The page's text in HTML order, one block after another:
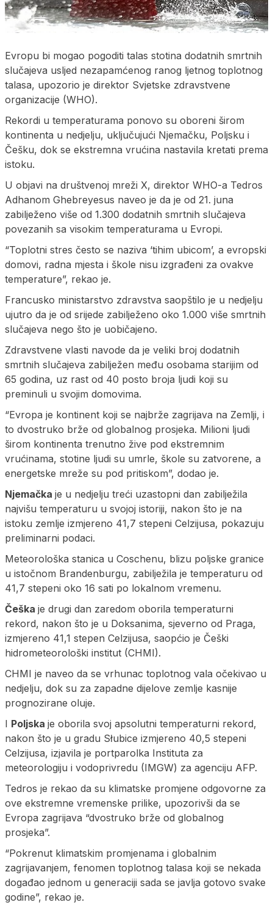
Evropu bi mogao pogoditi talas stotina dodatnih smrtnih
slučajeva usljed nezapamćenog ranog ljetnog toplotnog
talasa, upozorio je direktor Svjetske zdravstvene
organizacije (WHO).
Rekordi u temperaturama ponovo su oboreni širom
kontinenta u nedjelju, uključujući Njemačku, Poljsku i
Češku, dok se ekstremna vrućina nastavila kretati prema
istoku.
U objavi na društvenoj mreži X, direktor WHO-a Tedros
Adhanom Ghebreyesus naveo je da je od 21. juna
zabilježeno više od 1.300 dodatnih smrtnih slučajeva
povezanih sa visokim temperaturama u Evropi.
“Toplotni stres često se naziva ‘tihim ubicom’, a evropski
domovi, radna mjesta i škole nisu izgrađeni za ovakve
temperature”, rekao je.
Francusko ministarstvo zdravstva saopštilo je u nedjelju
ujutro da je od srijede zabilježeno oko 1.000 više smrtnih
slučajeva nego što je uobičajeno.
Zdravstvene vlasti navode da je veliki broj dodatnih
smrtnih slučajeva zabilježen među osobama starijim od
65 godina, uz rast od 40 posto broja ljudi koji su
preminuli u svojim domovima.
“Evropa je kontinent koji se najbrže zagrijava na Zemlji, i
to dvostruko brže od globalnog prosjeka. Milioni ljudi
širom kontinenta trenutno žive pod ekstremnim
vrućinama, stotine ljudi su umrle, škole su zatvorene, a
energetske mreže su pod pritiskom”, dodao je.
Njemačka je u nedjelju treći uzastopni dan zabilježila
najvišu temperaturu u svojoj istoriji, nakon što je na
istoku zemlje izmjereno 41,7 stepeni Celzijusa, pokazuju
preliminarni podaci.
Meteorološka stanica u Coschenu, blizu poljske granice
u istočnom Brandenburgu, zabilježila je temperaturu od
41,7 stepeni oko 16 sati po lokalnom vremenu.
Češka je drugi dan zaredom oborila temperaturni
rekord, nakon što je u Doksanima, sjeverno od Praga,
izmjereno 41,1 stepen Celzijusa, saopćio je Češki
hidrometeorološki institut (CHMI).
CHMI je naveo da se vrhunac toplotnog vala očekivao u
nedjelju, dok su za zapadne dijelove zemlje kasnije
prognozirane oluje.
I Poljska je oborila svoj apsolutni temperaturni rekord,
nakon što je u gradu Słubice izmjereno 40,5 stepeni
Celzijusa, izjavila je portparolka Instituta za
meteorologiju i vodoprivredu (IMGW) za agenciju AFP.
Tedros je rekao da su klimatske promjene odgovorne za
ove ekstremne vremenske prilike, upozorivši da se
Evropa zagrijava “dvostruko brže od globalnog
prosjeka”.
“Pokrenut klimatskim promjenama i globalnim
zagrijavanjem, fenomen toplotnog talasa koji se nekada
događao jednom u generaciji sada se javlja gotovo svake
godine”, rekao je.